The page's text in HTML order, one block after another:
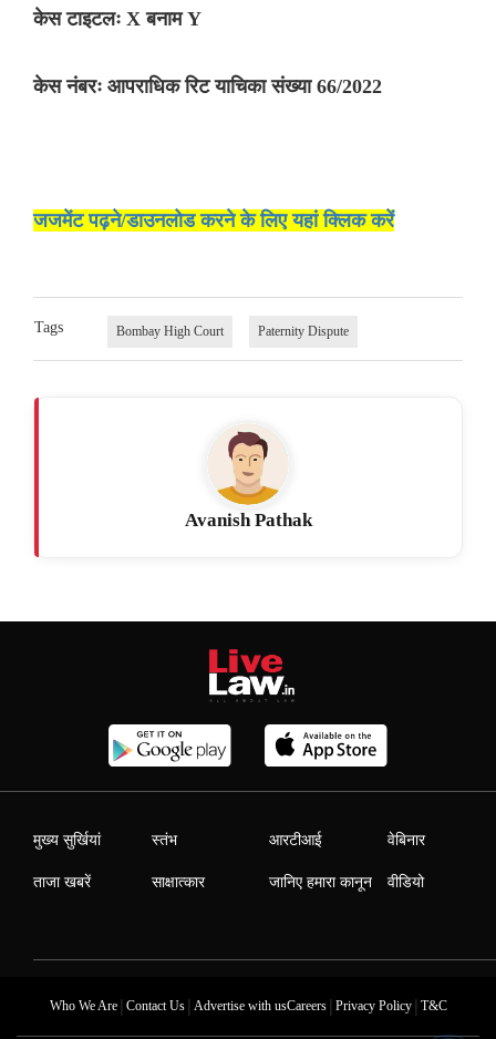
केस टाइटलः X बनाम Y
केस नंबरः आपराधिक रिट याचिका संख्या 66/2022
जजमेंट पढ़ने/डाउनलोड करने के लिए यहां क्लिक करें
Tags Bombay High Court Paternity Dispute
Avanish Pathak
मुख्य सुर्खियां
ताजा खबरें
स्तंभ
साक्षात्कार
आरटीआई
जानिए हमारा कानून
वेबिनार
वीडियो
Who We Are| Contact Us| Advertise with usCareers| Privacy Policy| T&C